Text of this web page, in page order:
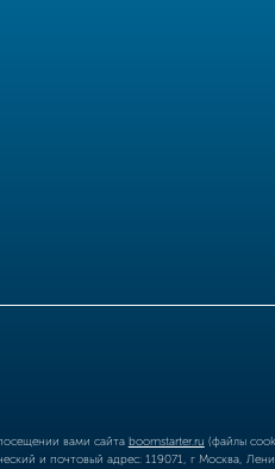
вами сайта boomstarter.ru (файлы
и почтовый адрес: 119071, г Москва,